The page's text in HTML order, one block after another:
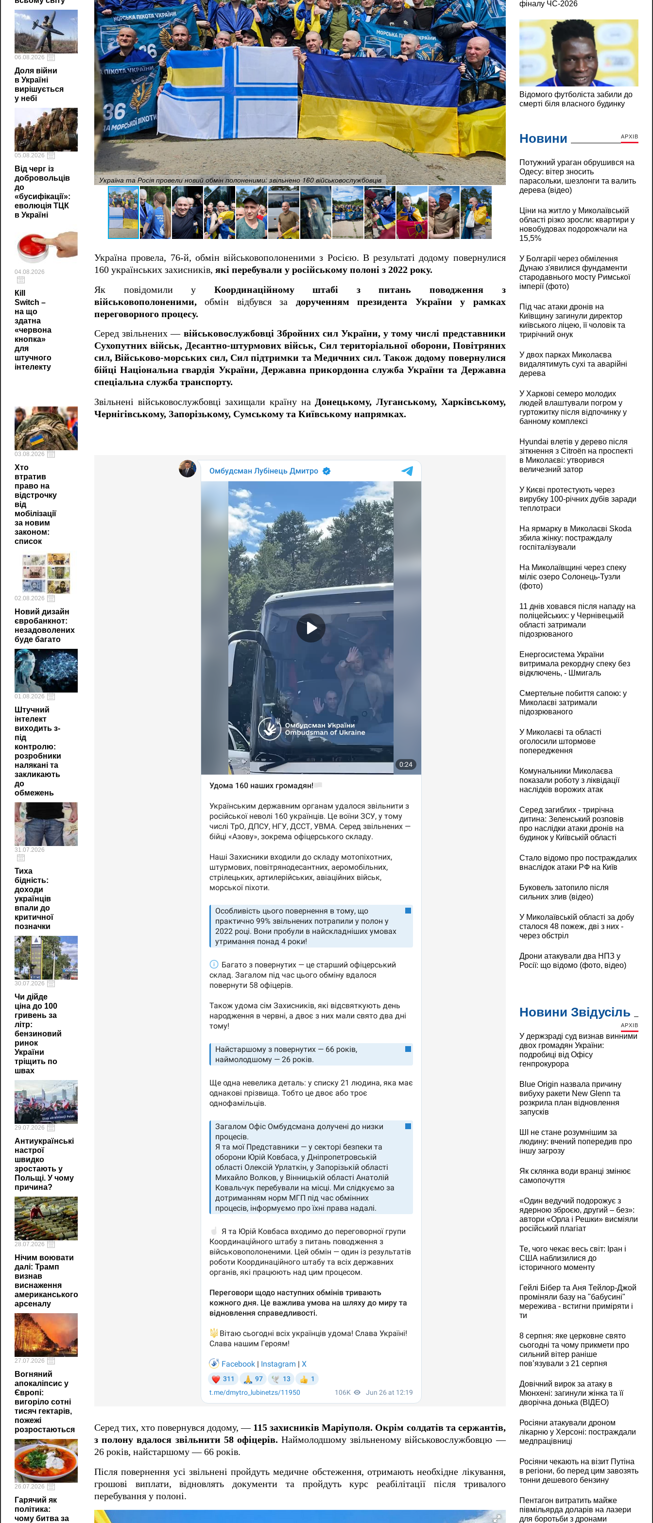
06.08.2026
Доля війни
в Україні
вирішується
у небі
05.08.2026
Від черг із
добровольців
до
«бусифікації»:
еволюція ТЦК
в Україні
04.08.2026
Кill
Switch –
на що
здатна
«червона
кнопка»
для
штучного
інтелекту
03.08.2026
Хто
втратив
право на
відстрочку
від
мобілізації
за новим
законом:
список
02.08.2026
Новий дизайн
євробанкнот:
незадоволених
буде багато
01.08.2026
Штучний
інтелект
виходить з-
під
контролю:
розробники
налякані та
закликають
до
обмежень
31.07.2026
Тиха
бідність:
доходи
українців
впали до
критичної
позначки
30.07.2026
Чи дійде
ціна до 100
гривень за
літр:
бензиновий
ринок
України
тріщить по
швах
29.07.2026
Антиукраїнські
настрої
швидко
зростають у
Польщі. У чому
причина?
28.07.2026
Нічим воювати
далі: Трамп
визнав
виснаження
американського
арсеналу
27.07.2026
Вогняний
апокаліпсис у
Європі:
вигоріло сотні
тисяч гектарів,
пожежі
розростаються
26.07.2026
Гарячий як
політика:
чому битва за
Україна та Росія провели новий обмін полоненими: звільнено 160 військовослужбовців Україна та Росія провели новий обмін
Україна провела, 76-й, обмін військовополоненими з Росією. В результаті додому повернулися
160 українських захисників, які перебували у російському полоні з 2022 року.
Як повідомили у Координаційному штабі з питань поводження з
військовополоненими, обмін відбувся за дорученням президента України у рамках
переговорного процесу.
Серед звільнених — військовослужбовці Збройних сил України, у тому числі представники
Сухопутних військ, Десантно-штурмових військ, Сил територіальної оборони, Повітряних
сил, Військово-морських сил, Сил підтримки та Медичних сил. Також додому повернулися
бійці Національна гвардія України, Державна прикордонна служба України та Державна
спеціальна служба транспорту.
Звільнені військовослужбовці захищали країну на Донецькому, Луганському, Харківському,
Чернігівському, Запорізькому, Сумському та Київському напрямках.
Серед тих, хто повернувся додому, — 115 захисників Маріуполя. Окрім солдатів та сержантів,
з полону вдалося звільнити 58 офіцерів. Наймолодшому звільненому військовослужбовцю —
26 років, найстаршому — 66 років.
Після повернення усі звільнені пройдуть медичне обстеження, отримають необхідне лікування,
грошові виплати, відновлять документи та пройдуть курс реабілітації після тривалого
перебування у полоні.
Новини АРХІВ
Потужний ураган обрушився на
Одесу: вітер зносить
парасольки, шезлонги та валить
дерева (відео)
Ціни на житло у Миколаївській
області різко зросли: квартири у
новобудовах подорожчали на
15,5%
У Болгарії через обмілення
Дунаю з'явилися фундаменти
стародавнього мосту Римської
імперії (фото)
Під час атаки дронів на
Київщину загинули директор
київського ліцею, її чоловік та
трирічний онук
У двох парках Миколаєва
видалятимуть сухі та аварійні
дерева
У Харкові семеро молодих
людей влаштували погром у
гуртожитку після відпочинку у
банному комплексі
Hyundai влетів у дерево після
зіткнення з Citroën на проспекті
в Миколаєві: утворився
величезний затор
У Києві протестують через
вирубку 100-річних дубів заради
теплотраси
На ярмарку в Миколаєві Skoda
збила жінку: постраждалу
госпіталізували
На Миколаївщині через спеку
міліє озеро Солонець-Тузли
(фото)
11 днів ховався після нападу на
поліцейських: у Чернівецькій
області затримали
підозрюваного
Енергосистема України
витримала рекордну спеку без
відключень, - Шмигаль
Смертельне побиття сапою: у
Миколаєві затримали
підозрюваного
У Миколаєві та області
оголосили штормове
попередження
Комунальники Миколаєва
показали роботу з ліквідації
наслідків ворожих атак
Серед загиблих - трирічна
дитина: Зеленський розповів
про наслідки атаки дронів на
будинок у Київській області
Стало відомо про постраждалих
внаслідок атаки РФ на Київ
Буковель затопило після
сильних злив (відео)
У Миколаївській області за добу
сталося 48 пожеж, дві з них -
через обстріл
Дрони атакували два НПЗ у
Росії: що відомо (фото, відео)
Новини Звідусіль
АРХІВ
У держзраді суд визнав винними
двох громадян України:
подробиці від Офісу
генпрокурора
Blue Origin назвала причину
вибуху ракети New Glenn та
розкрила план відновлення
запусків
ШІ не стане розумнішим за
людину: вчений попередив про
іншу загрозу
Як склянка води вранці змінює
самопочуття
«Один ведучий подорожує з
ядерною зброєю, другий – без»:
автори «Орла і Решки» висміяли
російський плагіат
Те, чого чекає весь світ: Іран і
США наблизилися до
історичного моменту
Гейлі Бібер та Аня Тейлор-Джой
проміняли базу на "бабусині"
мережива - встигни приміряти і
ти
8 серпня: яке церковне свято
сьогодні та чому прикмети про
сильний вітер раніше
пов’язували з 21 серпня
Довічний вирок за атаку в
Мюнхені: загинули жінка та її
дворічна донька (ВІДЕО)
Росіяни атакували дроном
лікарню у Херсоні: постраждали
медпрацівниці
Росіяни чекають на візит Путіна
в регіони, бо перед цим завозять
тонни дешевого бензину
Пентагон витратить майже
півмільярда доларів на лазери
для боротьби з дронами